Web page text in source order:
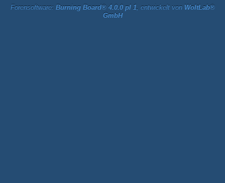
Forensoftware: Burning Board® 4.0.0 pl 1, entwickelt von WoltLab®
GmbH